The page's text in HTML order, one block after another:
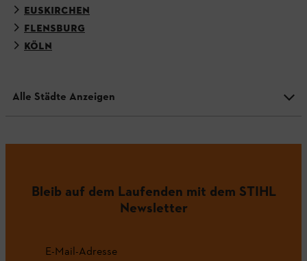
EUSKIRCHEN
FLENSBURG
KÖLN
Alle Städte Anzeigen
Bleib auf dem Laufenden mit dem STIHL
Newsletter
E-Mail-Adresse